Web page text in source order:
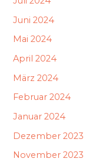
Juni 2024
Mai 2024
April 2024
März 2024
Februar 2024
Januar 2024
Dezember 2023
November 2023